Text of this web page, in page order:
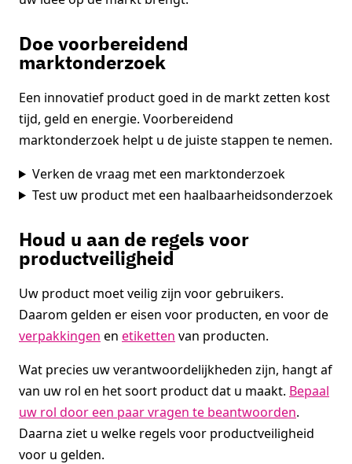
Doe voorbereidend
marktonderzoek
Een innovatief product goed in de markt zetten kost
tijd, geld en energie. Voorbereidend
marktonderzoek helpt u de juiste stappen te nemen.
Verken de vraag met een marktonderzoek
Test uw product met een haalbaarheidsonderzoek
Houd u aan de regels voor
productveiligheid
Uw product moet veilig zijn voor gebruikers.
Daarom gelden er eisen voor producten, en voor de
verpakkingen en etiketten van producten.
Wat precies uw verantwoordelijkheden zijn, hangt af
van uw rol en het soort product dat u maakt. Bepaal
uw rol door een paar vragen te beantwoorden.
Daarna ziet u welke regels voor productveiligheid
voor u gelden.